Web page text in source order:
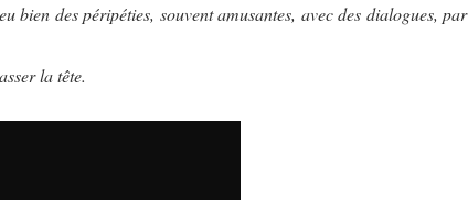
bien des péripéties, souvent amusantes, avec des dialogues, par
la tête.